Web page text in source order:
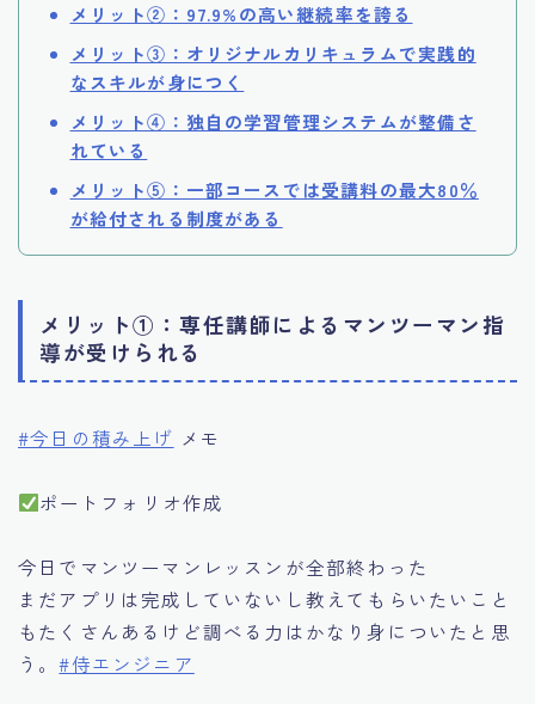
メリット②：97.9%の高い継続率を誇る
メリット③：オリジナルカリキュラムで実践的
なスキルが身につく
メリット④：独自の学習管理システムが整備さ
れている
メリット⑤：一部コースでは受講料の最大80％
が給付される制度がある
メリット①：専任講師によるマンツーマン指
導が受けられる
#今日の積み上げ メモ
ポートフォリオ作成
今日でマンツーマンレッスンが全部終わった
まだアプリは完成していないし教えてもらいたいこと
もたくさんあるけど調べる力はかなり身についたと思
う。#侍エンジニア